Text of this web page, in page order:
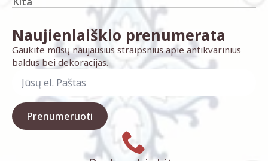
Naujienlaiškio prenumerata
Gaukite mūsų naujausius straipsnius apie antikvarinius
baldus bei dekoracijas.
Prenumeruoti